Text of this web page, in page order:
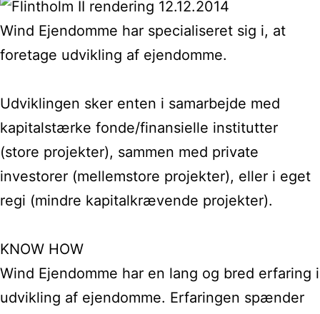
Wind Ejendomme har specialiseret sig i, at
foretage udvikling af ejendomme.
Udviklingen sker enten i samarbejde med
kapitalstærke fonde/finansielle institutter
(store projekter), sammen med private
investorer (mellemstore projekter), eller i eget
regi (mindre kapitalkrævende projekter).
KNOW HOW
Wind Ejendomme har en lang og bred erfaring i
udvikling af ejendomme. Erfaringen spænder